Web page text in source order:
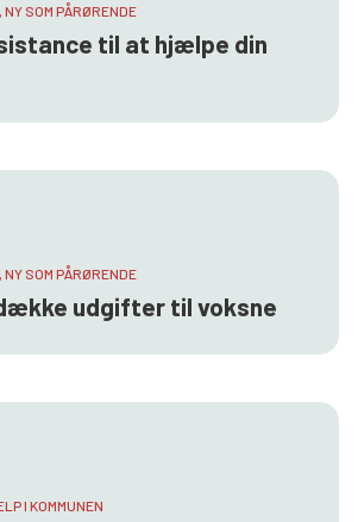
SOM PÅRØRENDE
til at hjælpe din
SOM PÅRØRENDE
udgifter til voksne
I KOMMUNEN